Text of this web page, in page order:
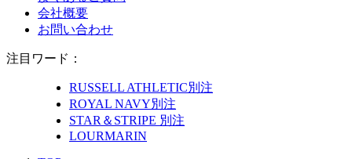
会社概要
お問い合わせ
注目ワード：
RUSSELL ATHLETIC別注
ROYAL NAVY別注
STAR＆STRIPE 別注
LOURMARIN